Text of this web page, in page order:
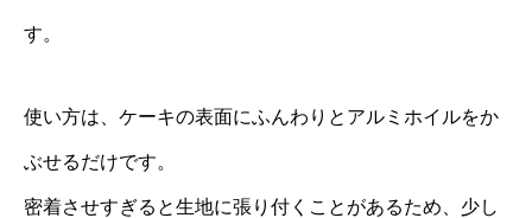
す。
使い方は、ケーキの表面にふんわりとアルミホイルをか
ぶせるだけです。
密着させすぎると生地に張り付くことがあるため、少し